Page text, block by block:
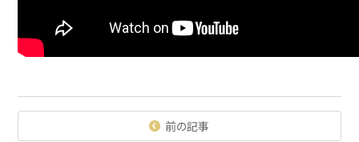
前の記事